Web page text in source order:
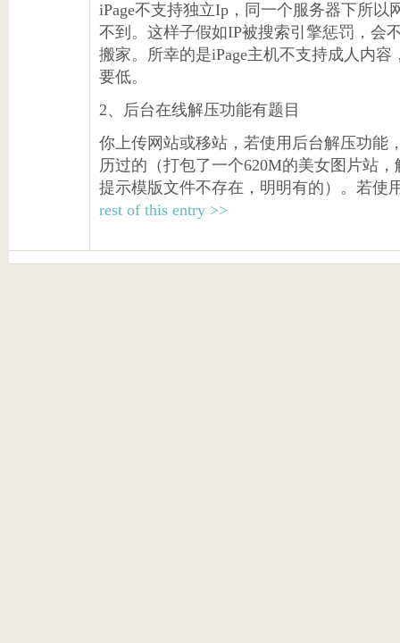
iPage不支持独立Ip，同一个服务器下所
不到。这样子假如IP被搜索引擎惩罚，会
搬家。所幸的是iPage主机不支持成人内容
要低。
2、后台在线解压功能有题目
你上传网站或移站，若使用后台解压功能
历过的（打包了一个620M的美女图片站
提示模版文件不存在，明明有的）。若使
rest of this entry >>